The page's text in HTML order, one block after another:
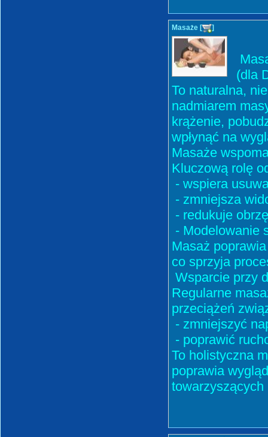
Masaże [ ]
(dla
To naturalna,
nadmiarem
krążenie,
wpłynąć na
Masaże
Kluczową rolę
- wspiera
- zmniejsza
- redukuje
- Modelowanie
Masaż
co sprzyja
Wsparcie przy
Regularne
przeciążeń
- zmniejszyć
- poprawić
To holistyczna
poprawia
towarzyszących